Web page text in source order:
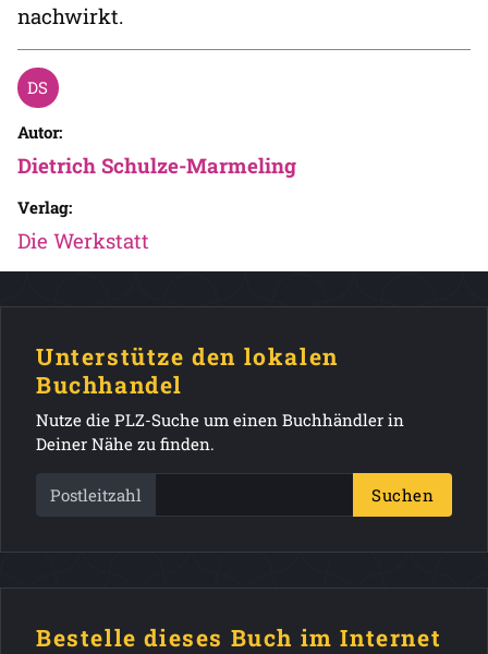
nachwirkt.
Autor:
Dietrich Schulze-Marmeling
Verlag:
Die Werkstatt
Unterstütze den lokalen
Buchhandel
Nutze die PLZ-Suche um einen Buchhändler in
Deiner Nähe zu finden.
Postleitzahl Suchen
Bestelle dieses Buch im Internet